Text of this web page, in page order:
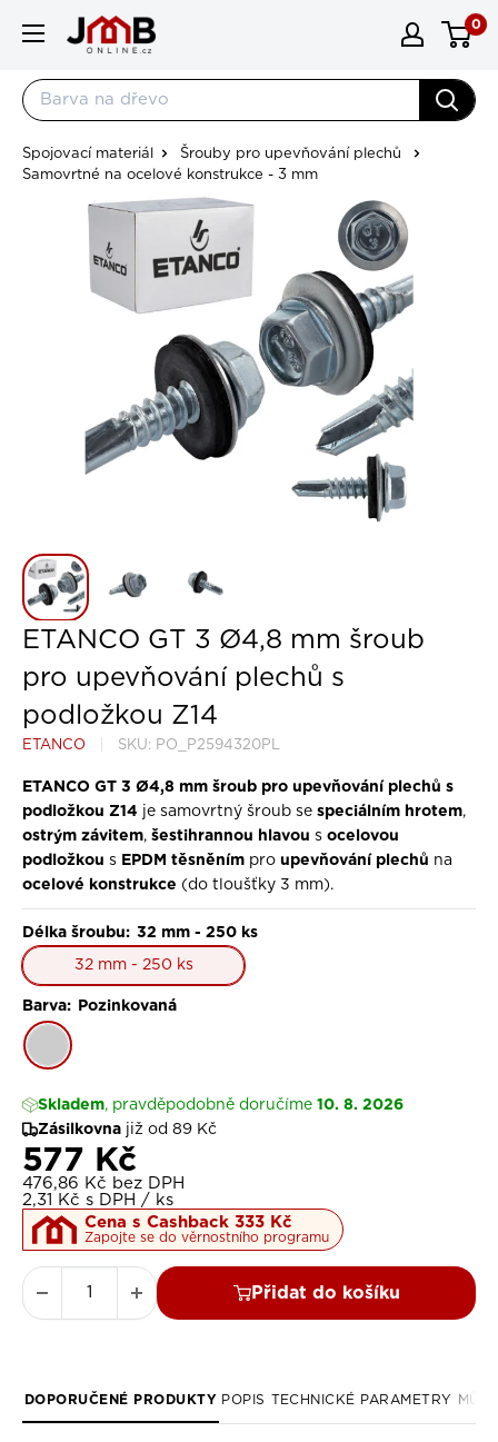
JMBonline.cz
0
Spojovací materiál
Šrouby pro upevňování plechů
Samovrtné na ocelové konstrukce - 3 mm
ETANCO GT 3 Ø4,8 mm šroub
pro upevňování plechů s
podložkou Z14
ETANCO SKU: PO_P2594320PL
ETANCO GT 3 Ø4,8 mm šroub pro upevňování plechů s
podložkou Z14 je samovrtný šroub se speciálním hrotem,
ostrým závitem, šestihrannou hlavou s ocelovou
podložkou s EPDM těsněním pro upevňování plechů na
ocelové konstrukce (do tloušťky 3 mm).
Délka šroubu: 32 mm - 250 ks
32 mm - 250 ks
Barva: Pozinkovaná
Pozinkovaná
Skladem, pravděpodobně doručíme 10. 8. 2026
Zásilkovna již od 89 Kč
Slevová cena
577 Kč
476,86 Kč bez DPH
2,31 Kč s DPH / ks
Cena s Cashback 333 Kč
Zapojte se do věrnostního programu
Přidat do košíku
DOPORUČENÉ PRODUKTY POPIS TECHNICKÉ PARAMETRY